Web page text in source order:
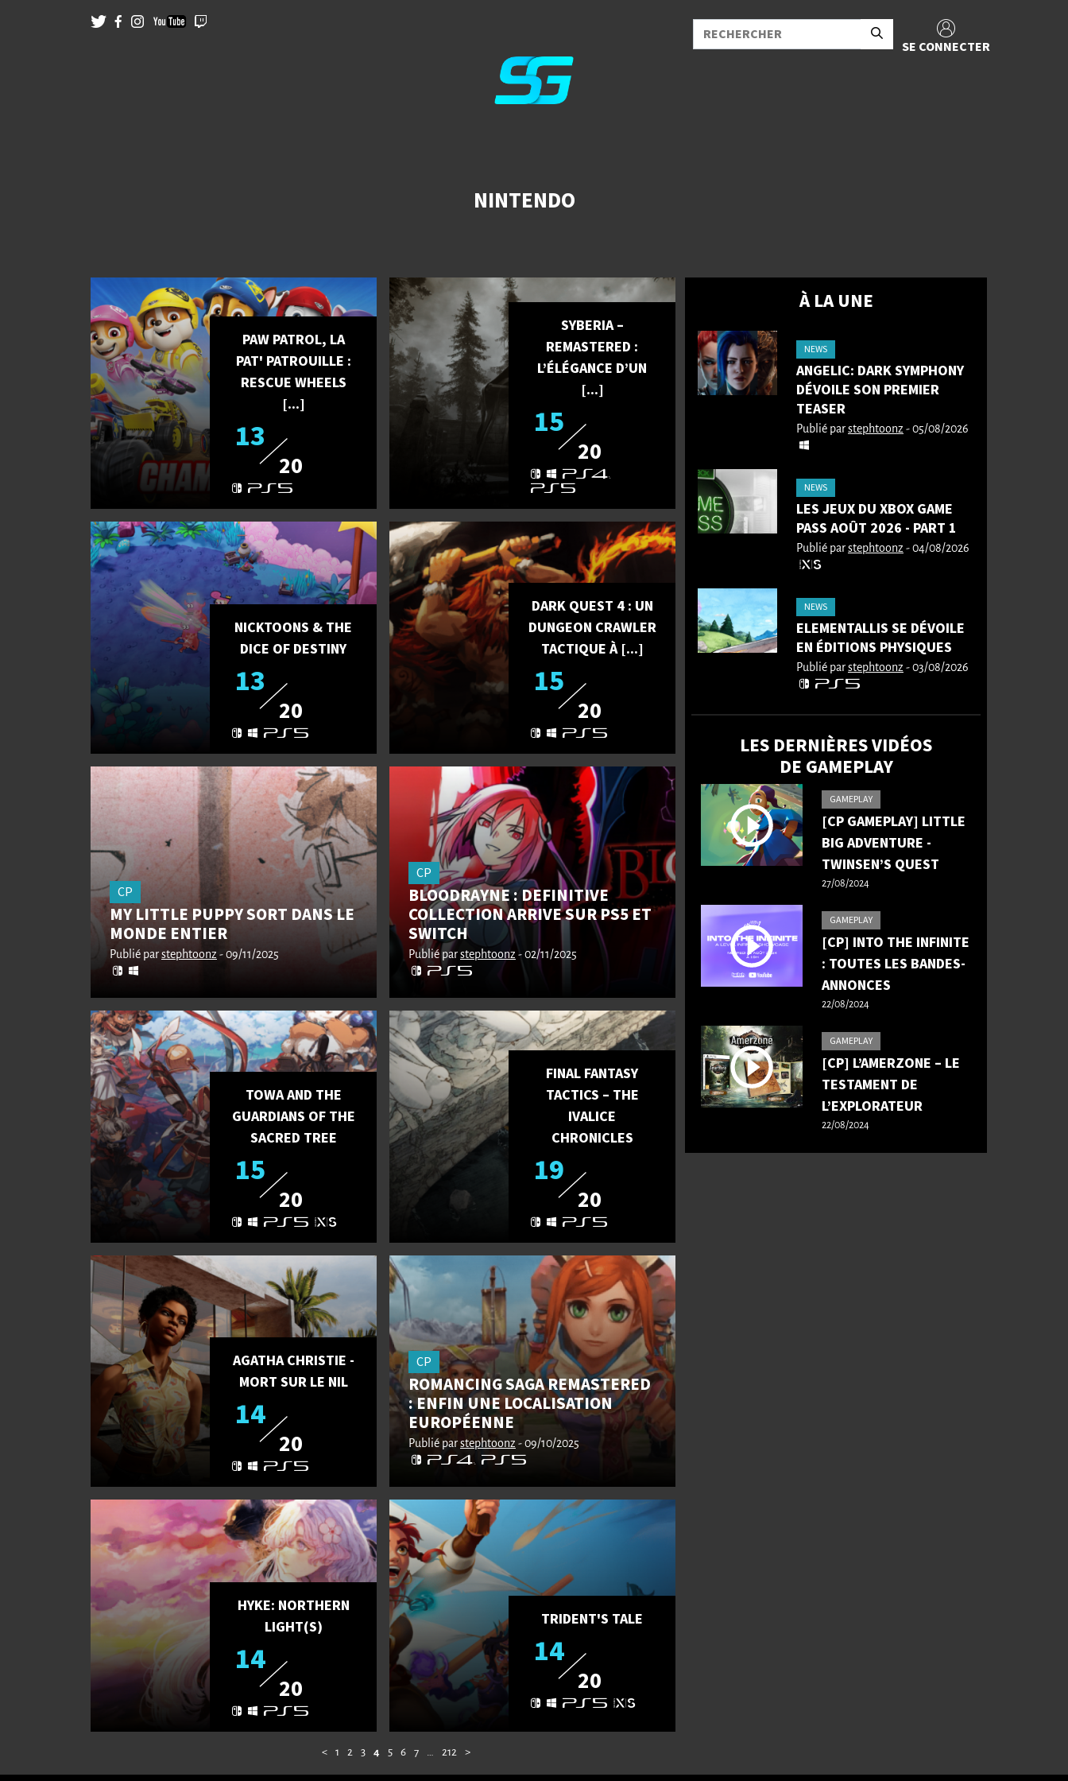
SE CONNECTER
NINTENDO
PAW PATROL, LA
PAT' PATROUILLE :
RESCUE WHEELS
[...]
13
20
SYBERIA –
REMASTERED :
L’ÉLÉGANCE D’UN
[...]
15
20
NICKTOONS & THE
DICE OF DESTINY
13
20
DARK QUEST 4 : UN
DUNGEON CRAWLER
TACTIQUE À [...]
15
20
CP
MY LITTLE PUPPY SORT DANS LE
MONDE ENTIER
Publié parstephtoonz - 09/11/2025
CP
BLOODRAYNE : DEFINITIVE
COLLECTION ARRIVE SUR PS5 ET
SWITCH
Publié parstephtoonz - 02/11/2025
TOWA AND THE
GUARDIANS OF THE
SACRED TREE
15
20
FINAL FANTASY
TACTICS – THE
IVALICE
CHRONICLES
19
20
AGATHA CHRISTIE -
MORT SUR LE NIL
14
20
CP
ROMANCING SAGA REMASTERED
: ENFIN UNE LOCALISATION
EUROPÉENNE
Publié parstephtoonz - 09/10/2025
HYKE: NORTHERN
LIGHT(S)
14
20
TRIDENT'S TALE
14
20
À LA UNE
NEWS
ANGELIC: DARK SYMPHONY
DÉVOILE SON PREMIER
TEASER
Publié parstephtoonz - 05/08/2026
NEWS
LES JEUX DU XBOX GAME
PASS AOÛT 2026 - PART 1
Publié parstephtoonz - 04/08/2026
NEWS
ELEMENTALLIS SE DÉVOILE
EN ÉDITIONS PHYSIQUES
Publié parstephtoonz - 03/08/2026
LES DERNIÈRES VIDÉOS
DE GAMEPLAY
GAMEPLAY
[CP GAMEPLAY] LITTLE
BIG ADVENTURE -
TWINSEN’S QUEST
27/08/2024
GAMEPLAY
[CP] INTO THE INFINITE
: TOUTES LES BANDES-
ANNONCES
22/08/2024
GAMEPLAY
[CP] L’AMERZONE – LE
TESTAMENT DE
L’EXPLORATEUR
22/08/2024
< 1 2 3 4 5 6 7 … 212 >